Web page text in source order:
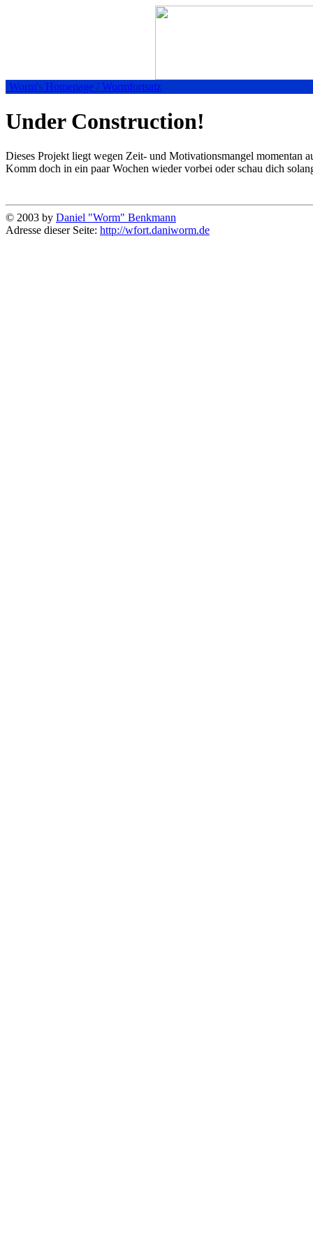
Worm's Homepage / Wormfortsatz
Under Construction!
Dieses Projekt liegt wegen Zeit- und Motivationsmangel momentan
Komm doch in ein paar Wochen wieder vorbei oder schau dich
© 2003 by Daniel "Worm" Benkmann
Adresse dieser Seite: http://wfort.daniworm.de